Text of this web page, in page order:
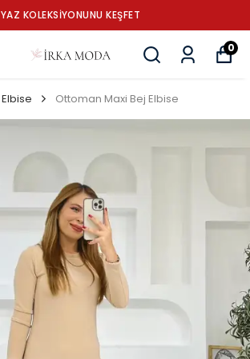
YAZ KOLEKSİYONUNU KEŞFET
0
Elbise Ottoman Maxi Bej Elbise